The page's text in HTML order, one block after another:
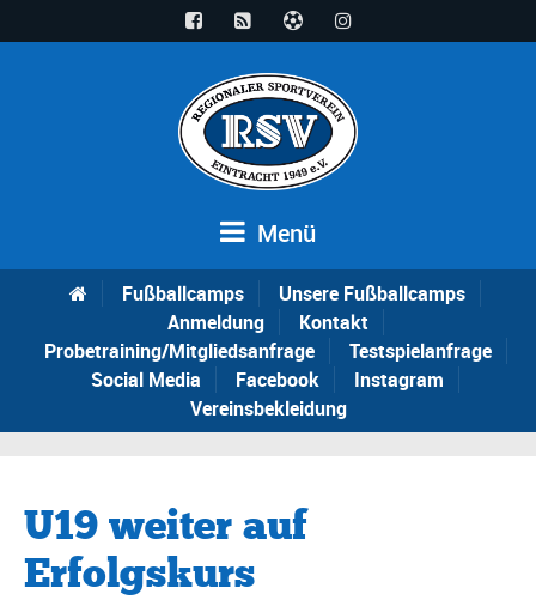
Menü
Fußballcamps
Unsere Fußballcamps
Anmeldung
Kontakt
Probetraining/Mitgliedsanfrage
Testspielanfrage
Social Media
Facebook
Instagram
Vereinsbekleidung
U19 weiter auf
Erfolgskurs